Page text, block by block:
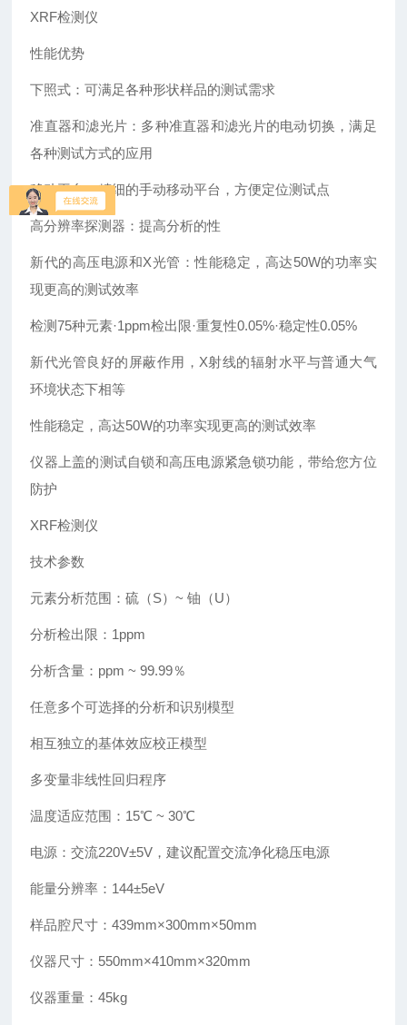
XRF检测仪
性能优势
下照式：可满足各种形状样品的测试需求
准直器和滤光片：多种准直器和滤光片的电动切换，满足
各种测试方式的应用
移动平台：精细的手动移动平台，方便定位测试点
高分辨率探测器：提高分析的性
新代的高压电源和X光管：性能稳定，高达50W的功率实
现更高的测试效率
检测75种元素·1ppm检出限·重复性0.05%·稳定性0.05%
新代光管良好的屏蔽作用，X射线的辐射水平与普通大气
环境状态下相等
性能稳定，高达50W的功率实现更高的测试效率
仪器上盖的测试自锁和高压电源紧急锁功能，带给您方位
防护
XRF检测仪
技术参数
元素分析范围：硫（S）~ 铀（U）
分析检出限：1ppm
分析含量：ppm ~ 99.99％
任意多个可选择的分析和识别模型
相互独立的基体效应校正模型
多变量非线性回归程序
温度适应范围：15℃ ~ 30℃
电源：交流220V±5V，建议配置交流净化稳压电源
能量分辨率：144±5eV
样品腔尺寸：439mm×300mm×50mm
仪器尺寸：550mm×410mm×320mm
仪器重量：45kg